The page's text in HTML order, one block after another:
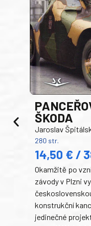
ŠKODA
Jaroslav
280 str.
14,50 € /
Okamžitě po
závody v Plzni
konstrukční
jedinečné